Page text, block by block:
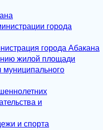
города
города Абакана
жилой площади
муниципального
и
и спорта